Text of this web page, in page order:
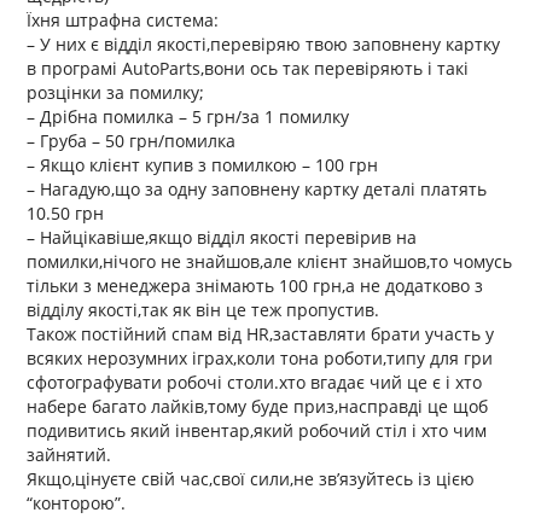
Їхня штрафна система:
– У них є відділ якості,перевіряю твою заповнену картку
в програмі AutoParts,вони ось так перевіряють і такі
розцінки за помилку;
– Дрібна помилка – 5 грн/за 1 помилку
– Груба – 50 грн/помилка
– Якщо клієнт купив з помилкою – 100 грн
– Нагадую,що за одну заповнену картку деталі платять
10.50 грн
– Найцікавіше,якщо відділ якості перевірив на
помилки,нічого не знайшов,але клієнт знайшов,то чомусь
тільки з менеджера знімають 100 грн,а не додатково з
відділу якості,так як він це теж пропустив.
Також постійний спам від HR,заставляти брати участь у
всяких нерозумних іграх,коли тона роботи,типу для гри
сфотографувати робочі столи.хто вгадає чий це є і хто
набере багато лайків,тому буде приз,насправді це щоб
подивитись який інвентар,який робочий стіл і хто чим
зайнятий.
Якщо,цінуєте свій час,свої сили,не зв’язуйтесь із цією
“конторою”.